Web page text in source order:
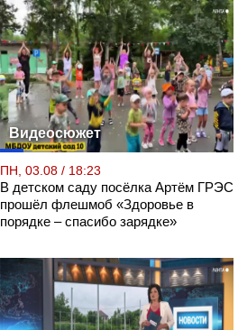
Видеосюжет
ПН, 03.08 / 18:23
В детском саду посёлка Артём ГРЭС
прошёл флешмоб «Здоровье в
порядке – спасибо зарядке»